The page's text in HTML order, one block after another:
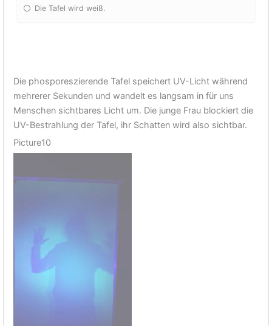
Die Tafel wird weiß.
Die phosporeszierende Tafel speichert UV-Licht während
mehrerer Sekunden und wandelt es langsam in für uns
Menschen sichtbares Licht um. Die junge Frau blockiert die
UV-Bestrahlung der Tafel, ihr Schatten wird also sichtbar.
Picture10